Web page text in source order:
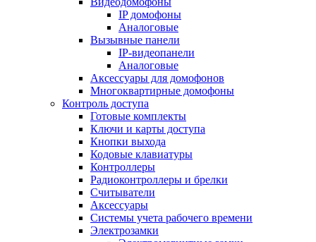
IP домофоны
Аналоговые
Вызывные панели
IP-видеопанели
Аналоговые
Аксессуары для домофонов
Многоквартирные домофоны
Контроль доступа
Готовые комплекты
Ключи и карты доступа
Кнопки выхода
Кодовые клавиатуры
Контроллеры
Радиоконтроллеры и брелки
Считыватели
Аксессуары
Системы учета рабочего времени
Электрозамки